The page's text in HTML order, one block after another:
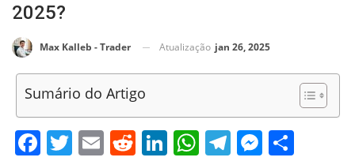
2025?
Max Kalleb - Trader Atualização jan 26, 2025
Sumário do Artigo
Facebook
Twitter
EmailReddit
LinkedIn
WhatsApp
Telegram